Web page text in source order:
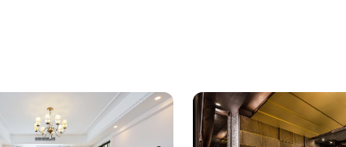
風格，同時不失溫馨，也完成屋主不希望太多曲折過道和
空間，例如玄關進門區的原始腹地十分窄小，但要容納屋
杉木為桌，拉長空間深度，形成一小型吧檯兼茶水區，同